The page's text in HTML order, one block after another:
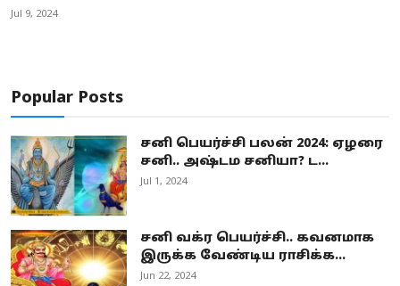
Jul 9, 2024
Popular Posts
சனி பெயர்ச்சி பலன் 2024: ஏழரை
சனி.. அஷ்டம சனியா? ட...
Jul 1, 2024
சனி வக்ர பெயர்ச்சி.. கவனமாக
இருக்க வேண்டிய ராசிக்க...
Jun 22, 2024